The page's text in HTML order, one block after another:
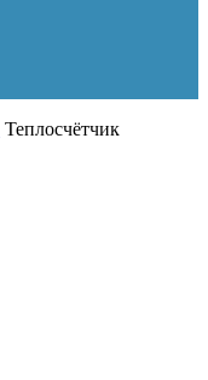
Теплосчётчик